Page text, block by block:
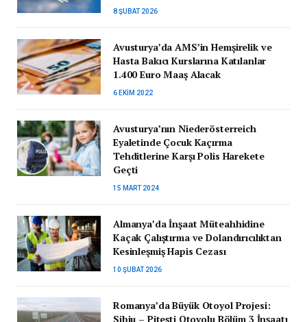
8 ŞUBAT 2026
Avusturya’da AMS’in Hemşirelik ve
Hasta Bakıcı Kurslarına Katılanlar
1.400 Euro Maaş Alacak
6 EKIM 2022
Avusturya’nın Niederösterreich
Eyaletinde Çocuk Kaçırma
Tehditlerine Karşı Polis Harekete
Geçti
15 MART 2024
Almanya’da İnşaat Müteahhidine
Kaçak Çalıştırma ve Dolandırıcılıktan
Kesinleşmiş Hapis Cezası
10 ŞUBAT 2026
Romanya’da Büyük Otoyol Projesi:
Sibiu – Pitești Otoyolu Bölüm 3 İnşaatı